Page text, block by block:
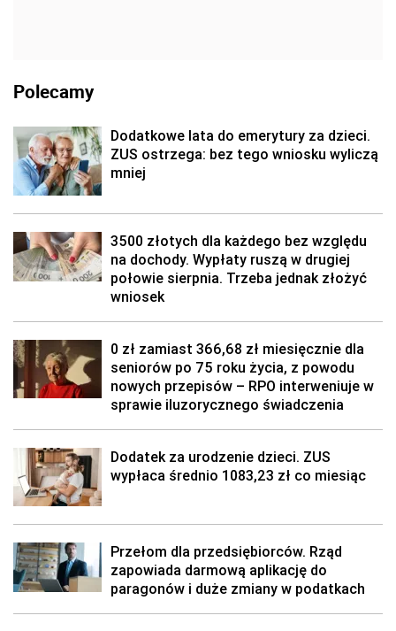
Polecamy
Dodatkowe lata do emerytury za dzieci.
ZUS ostrzega: bez tego wniosku wyliczą
mniej
3500 złotych dla każdego bez względu
na dochody. Wypłaty ruszą w drugiej
połowie sierpnia. Trzeba jednak złożyć
wniosek
0 zł zamiast 366,68 zł miesięcznie dla
seniorów po 75 roku życia, z powodu
nowych przepisów – RPO interweniuje w
sprawie iluzorycznego świadczenia
Dodatek za urodzenie dzieci. ZUS
wypłaca średnio 1083,23 zł co miesiąc
Przełom dla przedsiębiorców. Rząd
zapowiada darmową aplikację do
paragonów i duże zmiany w podatkach